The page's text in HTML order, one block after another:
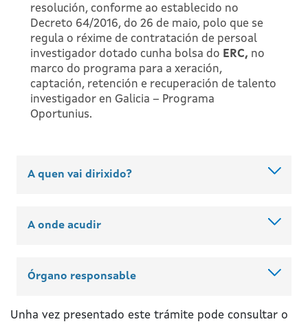
resolución, conforme ao establecido no
Decreto 64/2016, do 26 de maio, polo que se
regula o réxime de contratación de persoal
investigador dotado cunha bolsa do ERC, no
marco do programa para a xeración,
captación, retención e recuperación de talento
investigador en Galicia – Programa
Oportunius.
A quen vai dirixido?
A onde acudir
Órgano responsable
Unha vez presentado este trámite pode consultar o